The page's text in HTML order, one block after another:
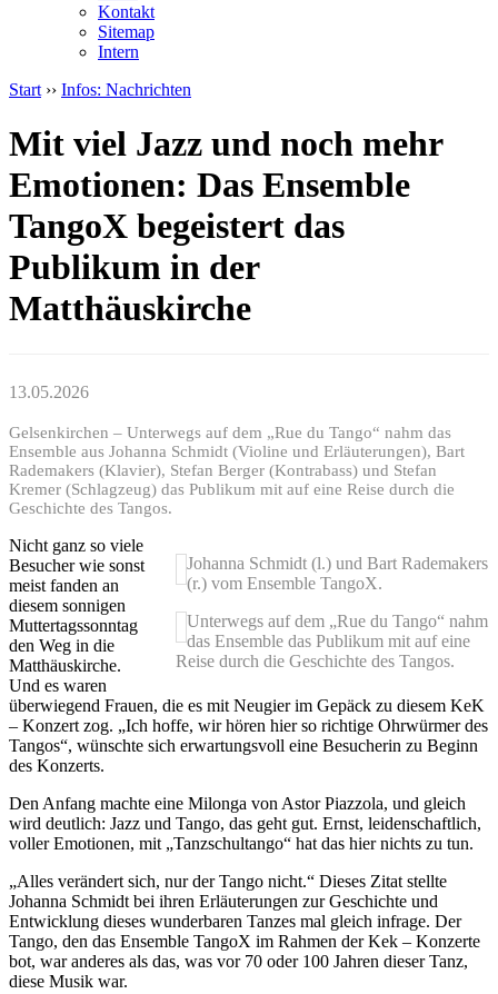
Kontakt
Sitemap
Intern
Start ›› Infos: Nachrichten
Mit viel Jazz und noch mehr
Emotionen: Das Ensemble
TangoX begeistert das
Publikum in der
Matthäuskirche
13.05.2026
Gelsenkirchen – Unterwegs auf dem „Rue du Tango“ nahm das
Ensemble aus Johanna Schmidt (Violine und Erläuterungen), Bart
Rademakers (Klavier), Stefan Berger (Kontrabass) und Stefan
Kremer (Schlagzeug) das Publikum mit auf eine Reise durch die
Geschichte des Tangos.
Johanna Schmidt (l.) und Bart Rademakers
(r.) vom Ensemble TangoX.
Unterwegs auf dem „Rue du Tango“ nahm
das Ensemble das Publikum mit auf eine
Reise durch die Geschichte des Tangos.
Nicht ganz so viele
Besucher wie sonst
meist fanden an
diesem sonnigen
Muttertagssonntag
den Weg in die
Matthäuskirche.
Und es waren
überwiegend Frauen, die es mit Neugier im Gepäck zu diesem KeK
– Konzert zog. „Ich hoffe, wir hören hier so richtige Ohrwürmer des
Tangos“, wünschte sich erwartungsvoll eine Besucherin zu Beginn
des Konzerts.
Den Anfang machte eine Milonga von Astor Piazzola, und gleich
wird deutlich: Jazz und Tango, das geht gut. Ernst, leidenschaftlich,
voller Emotionen, mit „Tanzschultango“ hat das hier nichts zu tun.
„Alles verändert sich, nur der Tango nicht.“ Dieses Zitat stellte
Johanna Schmidt bei ihren Erläuterungen zur Geschichte und
Entwicklung dieses wunderbaren Tanzes mal gleich infrage. Der
Tango, den das Ensemble TangoX im Rahmen der Kek – Konzerte
bot, war anderes als das, was vor 70 oder 100 Jahren dieser Tanz,
diese Musik war.